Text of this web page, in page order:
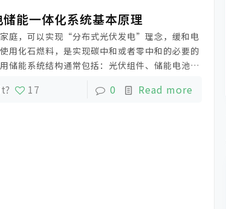
能一体化系统基本原理
庭，可以实现“分布式光伏发电”理念，缓和电
用化石燃料，是实现碳中和或者零中和的必要的
储能系统结构通常包括：光伏组件、储能电池、
计量设备、公共电网、家庭负载及重要负载等。
17 0 Read more